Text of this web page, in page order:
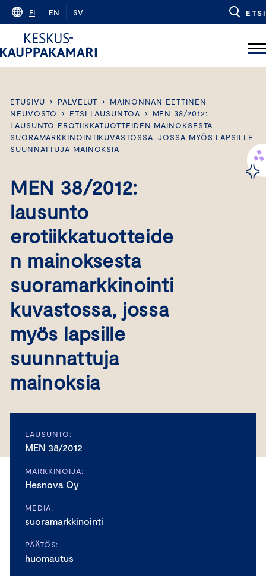
Skip
content
FI EN SV ETSI
ETUSIVU › PALVELUT ›
MAINONNAN EETTINEN
NEUVOSTO
› ETSI LAUSUNTOA ›
MEN 38/2012:
LAUSUNTO EROTIIKKATUOTTEIDEN MAINOKSESTA
SUORAMARKKINOINTIKUVASTOSSA, JOSSA MYÖS LAPSILLE
SUUNNATTUJA MAINOKSIA
MEN 38/2012:
lausunto
erotiikkatuotteide
n mainoksesta
suoramarkkinointi
kuvastossa, jossa
myös lapsille
suunnattuja
mainoksia
LAUSUNTO:
MEN 38/2012
MARKKINOIJA:
Hesnova Oy
MEDIA:
suoramarkkinointi
PÄÄTÖS:
huomautus